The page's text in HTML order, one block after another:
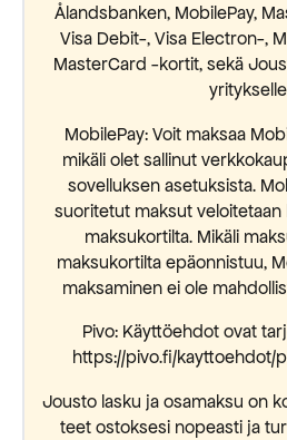
Ålandsbanken, MobilePay,
Visa Debit-, Visa Electron-,
MasterCard -kortit, sekä
MobilePay: Voit maksaa
mikäli olet sallinut
sovelluksen asetuksista.
suoritetut maksut
maksukortilta. Mikäli
maksukortilta epäonnistuu,
maksaminen ei ole
Pivo: Käyttöehdot ovat
https://pivo.fi/kayttoehdot/
Jousto lasku ja osamaksu on
teet ostoksesi nopeasti ja